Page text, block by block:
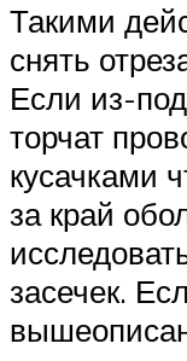
Такими
снять
Если из-
торчат
кусачками
за край
засечек.